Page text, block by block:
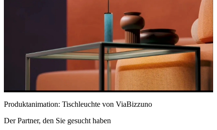
Produktanimation: Tischleuchte von ViaBizzuno
Der Partner, den Sie gesucht haben